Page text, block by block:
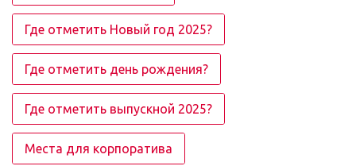
Где отметить Новый год 2025?
Где отметить день рождения?
Где отметить выпускной 2025?
Места для корпоратива